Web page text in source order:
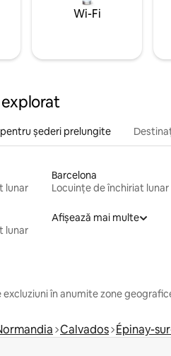
Wi-Fi
șederi prelungite
lunar
Barcelona
Locuințe de închiriat lunar
lunar
Afișează mai multe
excluziuni în anumite zone
Calvados Épinay-